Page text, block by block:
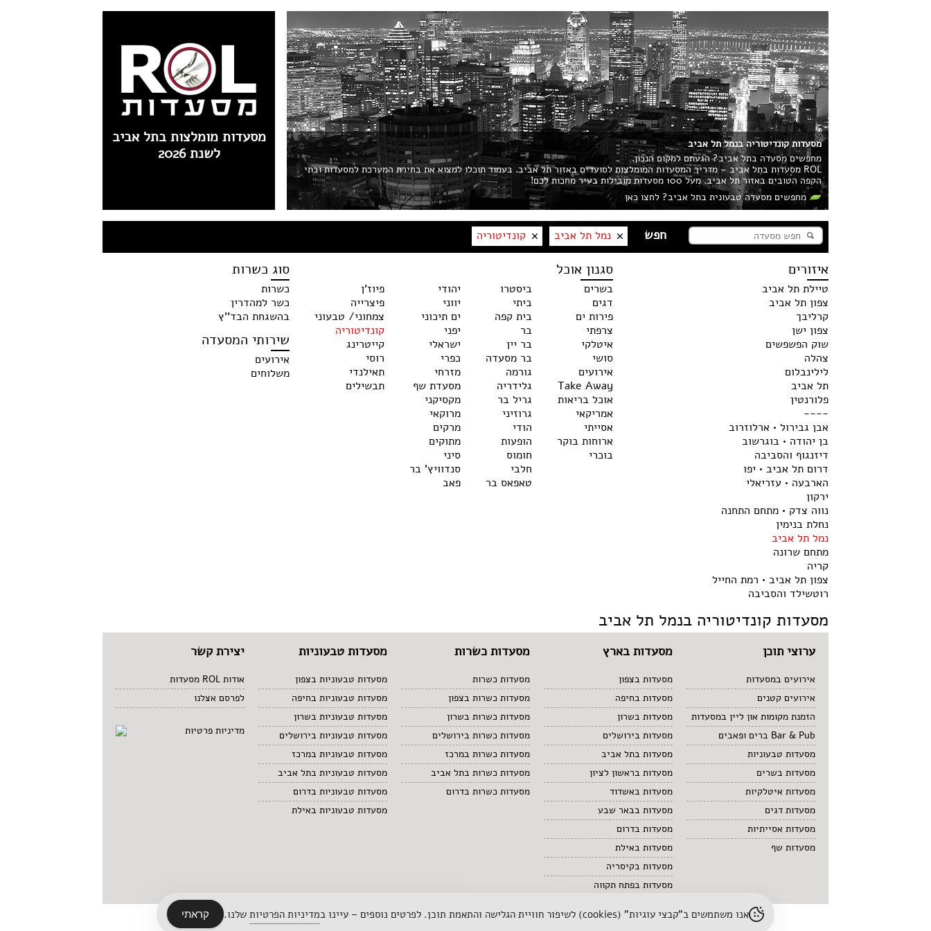
מסעדות מומלצות בתל אביב
לשנת 2026
מסעדות קונדיטוריה בנמל תל אביב
מחפשים מסעדה בתל אביב? הגעתם למקום הנכון.
ROL מסעדות בתל אביב – מדריך המסעדות המומלצות לסועדים באזור תל אביב. בעמוד תוכלו למצוא את בחירת המערכת למסעדות ובתי
הקפה הטובים באזור תל אביב. מעל 100 מסעדות מובילות בעיר מחכות לכם!
מחפשים מסעדה טבעונית בתל אביב? לחצו כאן
נמל תל אביב קונדיטוריה
איזורים
טיילת תל אביב
צפון תל אביב
קרליבך
צפון ישן
שוק הפשפשים
צהלה
לילינבלום
תל אביב
פלורנטין
----
אבן גבירול • ארלוזרוב
בן יהודה • בוגרשוב
דיזנגוף והסביבה
דרום תל אביב • יפו
הארבעה • עזריאלי
ירקון
נווה צדק • מתחם התחנה
נחלת בנימין
נמל תל אביב
מתחם שרונה
קריה
צפון תל אביב • רמת החייל
רוטשילד והסביבה
סגנון אוכל
בשרים
דגים
פירות ים
צרפתי
איטלקי
סושי
אירועים
Take Away
אוכל בריאות
אמריקאי
אסייתי
ארוחות בוקר
בוכרי
ביסטרו
ביתי
בית קפה
בר
בר יין
בר מסעדה
גורמה
גלידריה
גריל בר
גרוזיני
הודי
הופעות
חומוס
חלבי
טאפאס בר
יהודי
יווני
ים תיכוני
יפני
ישראלי
כפרי
מזרחי
מסעדת שף
מקסיקני
מרוקאי
מרקים
מתוקים
סיני
סנדוויץ' בר
פאב
פיוז'ן
פיצרייה
צמחוני/ טבעוני
קונדיטוריה
קייטרינג
רוסי
תאילנדי
תבשילים
סוג כשרות
כשרות
כשר למהדרין
בהשגחת הבד''ץ
שירותי המסעדה
אירועים
משלוחים
מסעדות קונדיטוריה בנמל תל אביב
ערוצי תוכן
אירועים במסעדות
אירועים קטנים
הזמנת מקומות און ליין במסעדות
Bar & Pub ברים ופאבים
מסעדות טבעוניות
מסעדות בשרים
מסעדות איטלקיות
מסעדות דגים
מסעדות אסייתיות
מסעדות שף
מסעדות בארץ
מסעדות בצפון
מסעדות בחיפה
מסעדות בשרון
מסעדות בירושלים
מסעדות בתל אביב
מסעדות בראשון לציון
מסעדות באשדוד
מסעדות בבאר שבע
מסעדות בדרום
מסעדות באילת
מסעדות בקיסריה
מסעדות בפתח תקווה
מסעדות כשרות
מסעדות כשרות
מסעדות כשרות בצפון
מסעדות כשרות בשרון
מסעדות כשרות בירושלים
מסעדות כשרות במרכז
מסעדות כשרות בתל אביב
מסעדות כשרות בדרום
מסעדות טבעוניות
מסעדות טבעוניות בצפון
מסעדות טבעוניות בחיפה
מסעדות טבעוניות בשרון
מסעדות טבעוניות בירושלים
מסעדות טבעוניות במרכז
מסעדות טבעוניות בתל אביב
מסעדות טבעוניות בדרום
מסעדות טבעוניות באילת
יצירת קשר
אודות ROL מסעדות
לפרסם אצלנו
מדיניות פרטיות
אנו משתמשים ב"קבצי עוגיות" (cookies) לשיפור חוויית הגלישה והתאמת תוכן. לפרטים נוספים – עיינו ב מדיניות הפרטיות שלנו. קראתי